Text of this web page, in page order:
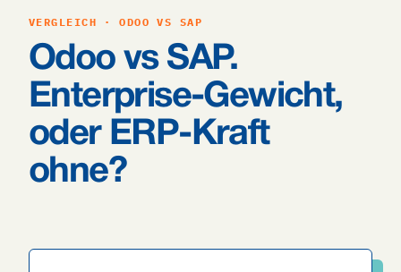
VERGLEICH · ODOO VS SAP
Odoo vs SAP.
Enterprise-Gewicht,
oder ERP-Kraft
ohne?